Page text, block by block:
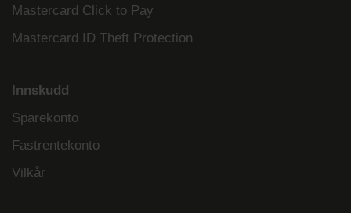
Mastercard Click to Pay
Mastercard ID Theft Protection
Innskudd
Sparekonto
Fastrentekonto
Vilkår